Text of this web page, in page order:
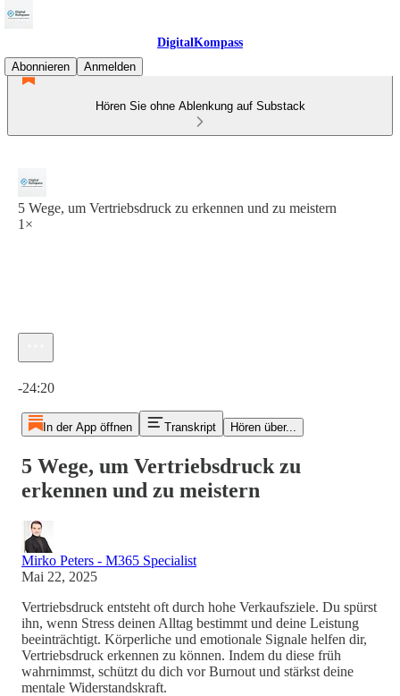
DigitalKompass
Abonnieren
Anmelden
Hören Sie ohne Ablenkung auf Substack
5 Wege, um Vertriebsdruck zu erkennen und zu meistern
1×
-24:20
In der App öffnen Transkript Hören über...
5 Wege, um Vertriebsdruck zu
erkennen und zu meistern
Mirko Peters - M365 Specialist
Mai 22, 2025
Vertriebsdruck entsteht oft durch hohe Verkaufsziele. Du spürst
ihn, wenn Stress deinen Alltag bestimmt und deine Leistung
beeinträchtigt. Körperliche und emotionale Signale helfen dir,
Vertriebsdruck erkennen zu können. Indem du diese früh
wahrnimmst, schützt du dich vor Burnout und stärkst deine
mentale Widerstandskraft.